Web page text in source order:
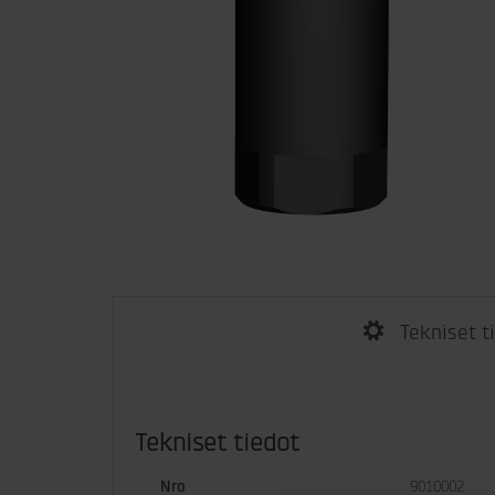
Tekniset
Tekniset tiedot
Nro 9010002